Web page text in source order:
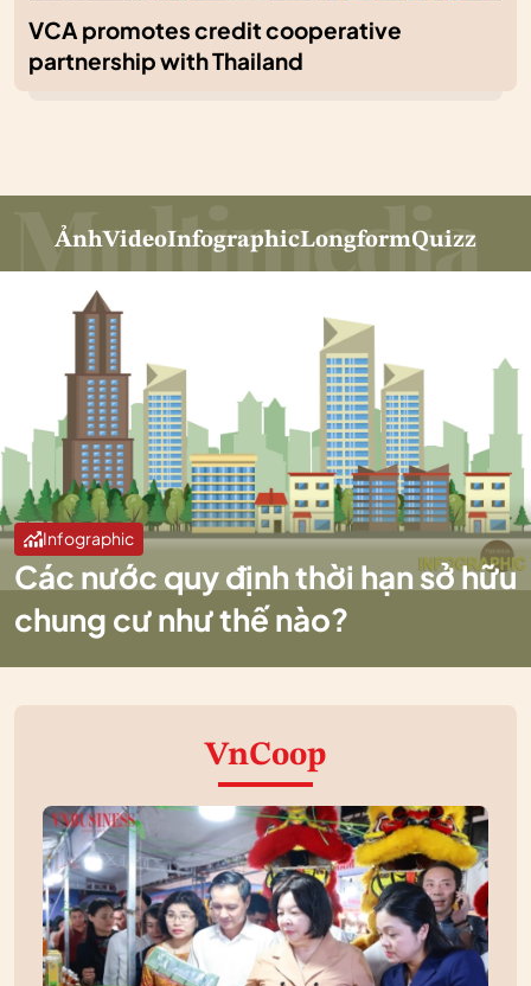
VCA promotes credit cooperative
partnership with Thailand
ẢnhVideoInfographicLongformQuizz
Infographic
Các nước quy định thời hạn sở hữu
chung cư như thế nào?
VnCoop